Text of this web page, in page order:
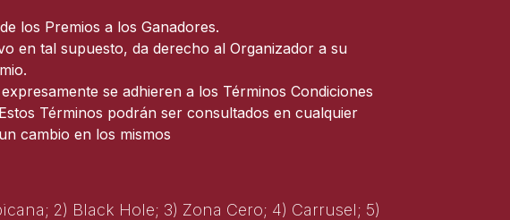
los Premios a los Ganadores.
en tal supuesto, da derecho al Organizador a su
se adhieren a los Términos Condiciones
Términos podrán ser consultados en cualquier
cambio en los mismos
2) Black Hole; 3) Zona Cero; 4) Carrusel; 5)